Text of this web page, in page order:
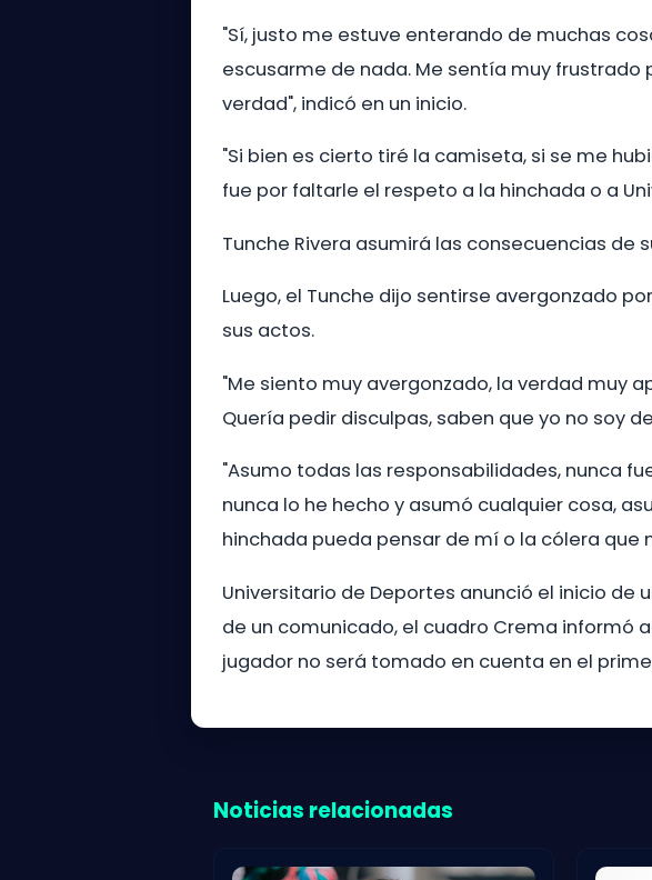
"Sí, justo me estuve enterando de muchas
escusarme de nada. Me sentía muy
verdad", indicó en un inicio.
"Si bien es cierto tiré la camiseta, si se me
fue por faltarle el respeto a la hinchada o a
Tunche Rivera asumirá las consecuencias de
Luego, el Tunche dijo sentirse avergonzado
sus actos.
"Me siento muy avergonzado, la verdad muy
Quería pedir disculpas, saben que yo no soy
"Asumo todas las responsabilidades, nunca
nunca lo he hecho y asumó cualquier cosa,
hinchada pueda pensar de mí o la cólera que
Universitario de Deportes anunció el inicio de
de un comunicado, el cuadro Crema informó
jugador no será tomado en cuenta en el
Noticias relacionadas